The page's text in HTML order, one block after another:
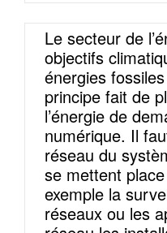
Le secteur de
objectifs
énergies
principe fait de
l’énergie de
numérique. Il
réseau du
se mettent
exemple la
réseaux ou les